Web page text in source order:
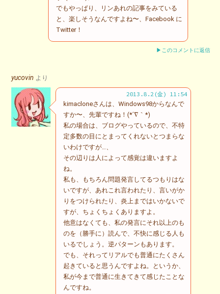
でもやっぱり、リンあれの記事をみている
と、楽しそうなんですよね〜、Facebook に
Twitter！
▶このコメントに返信
yucovin より
2013.8.2(金) 11:54
kimacloneさんは、Windows98からなんで
すか〜、先輩ですね！(*´∇｀*)
私の場合は、ブログやっているので、不特
定多数の目にとまってくれないとつまらな
いわけですが…、
その辺りは人によって感覚は違いますよ
ね。
私も、もちろん問題発言してるつもりはな
いですが、あれこれ言われたり、言いがか
りをつけられたり、炎上まではいかないで
すが、ちょくちょくありますよ。
他意はなくても、私の発言にそれ以上のも
のを（勝手に）読んで、不快に感じる人も
いるでしょう。逆パターンもあります。
でも、それってリアルでも普通にたくさん
起きていると思うんですよね。というか、
私が今まで普通に生きてきて感じたことな
んですね。